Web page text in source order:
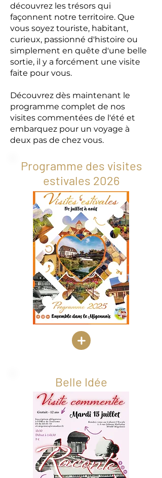
découvrez les trésors qui
façonnent notre territoire. Que
vous soyez touriste, habitant,
curieux, passionné d'histoire ou
simplement en quête d'une belle
sortie, il y a forcément une visite
faite pour vous.
Découvrez dès maintenant le
programme complet de nos
visites commentées de l'été et
embarquez pour un voyage à
deux pas de chez vous.
Programme des visites
estivales 2026
Belle Idée